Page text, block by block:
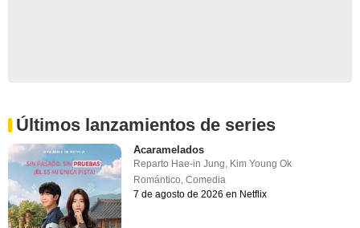
Últimos lanzamientos de series
Acaramelados
Reparto Hae-in Jung, Kim Young Ok
Romántico,Comedia
7 de agosto de 2026 en Netflix